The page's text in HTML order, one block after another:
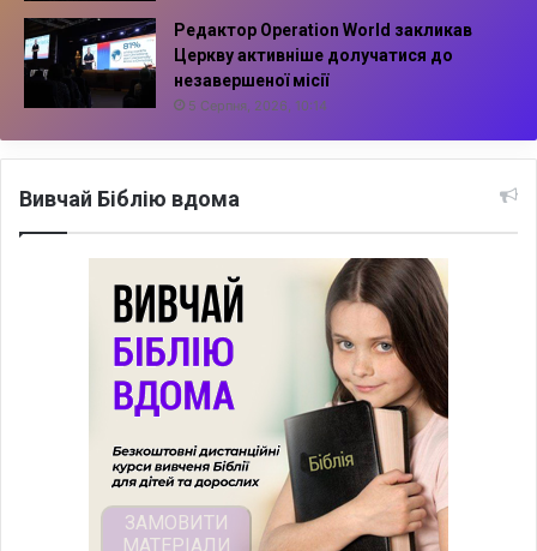
Редактор Operation World закликав
Церкву активніше долучатися до
незавершеної місії
5 Серпня, 2026, 10:14
Вивчай Біблію вдома